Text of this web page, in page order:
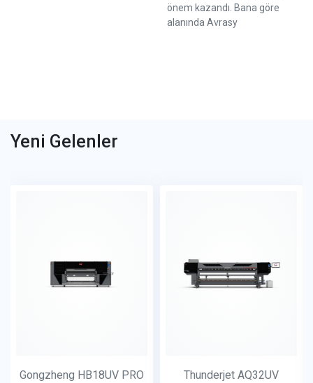
önem kazandı. Bana göre
alanında Avrasy
Yeni Gelenler
Gongzheng HB18UV PRO Thunderjet AQ32UV